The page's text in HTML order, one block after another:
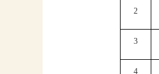
2
3
4